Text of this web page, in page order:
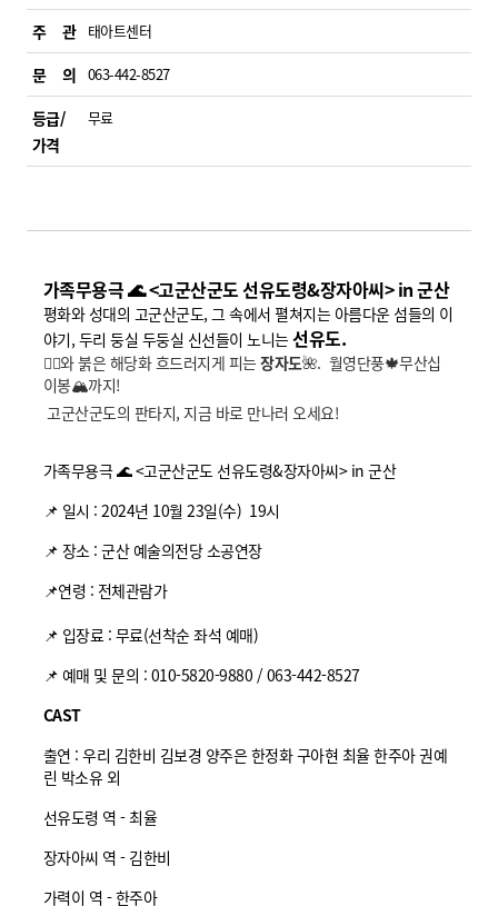
주 관 태아트센터
문 의 063-442-8527
등급/
가격
무료
가족무용극 🌊 <고군산군도 선유도령&장자아씨> in 군산
평화와 성대의 고군산군도, 그 속에서 펼쳐지는 아름다운 섬들의 이
야기, 두리 둥실 두둥실 신선들이 노니는선유도.
🧝‍♂️와 붉은 해당화 흐드러지게 피는장자도🌺. 월영단풍🍁무산십
이봉🏔️까지!
고군산군도의 판타지, 지금 바로 만나러 오세요!
가족무용극 🌊 <고군산군도 선유도령&장자아씨> in 군산
📌 일시 : 2024년 10월 23일(수) 19시
📌 장소 : 군산 예술의전당 소공연장
📌연령 : 전체관람가
📌 입장료 : 무료(선착순 좌석 예매)
📌 예매 및 문의 : 010-5820-9880 / 063-442-8527
CAST
출연 : 우리 김한비 김보경 양주은 한정화 구아현 최율 한주아 권예
린 박소유 외
선유도령 역 - 최율
장자아씨 역 - 김한비
가력이 역 - 한주아